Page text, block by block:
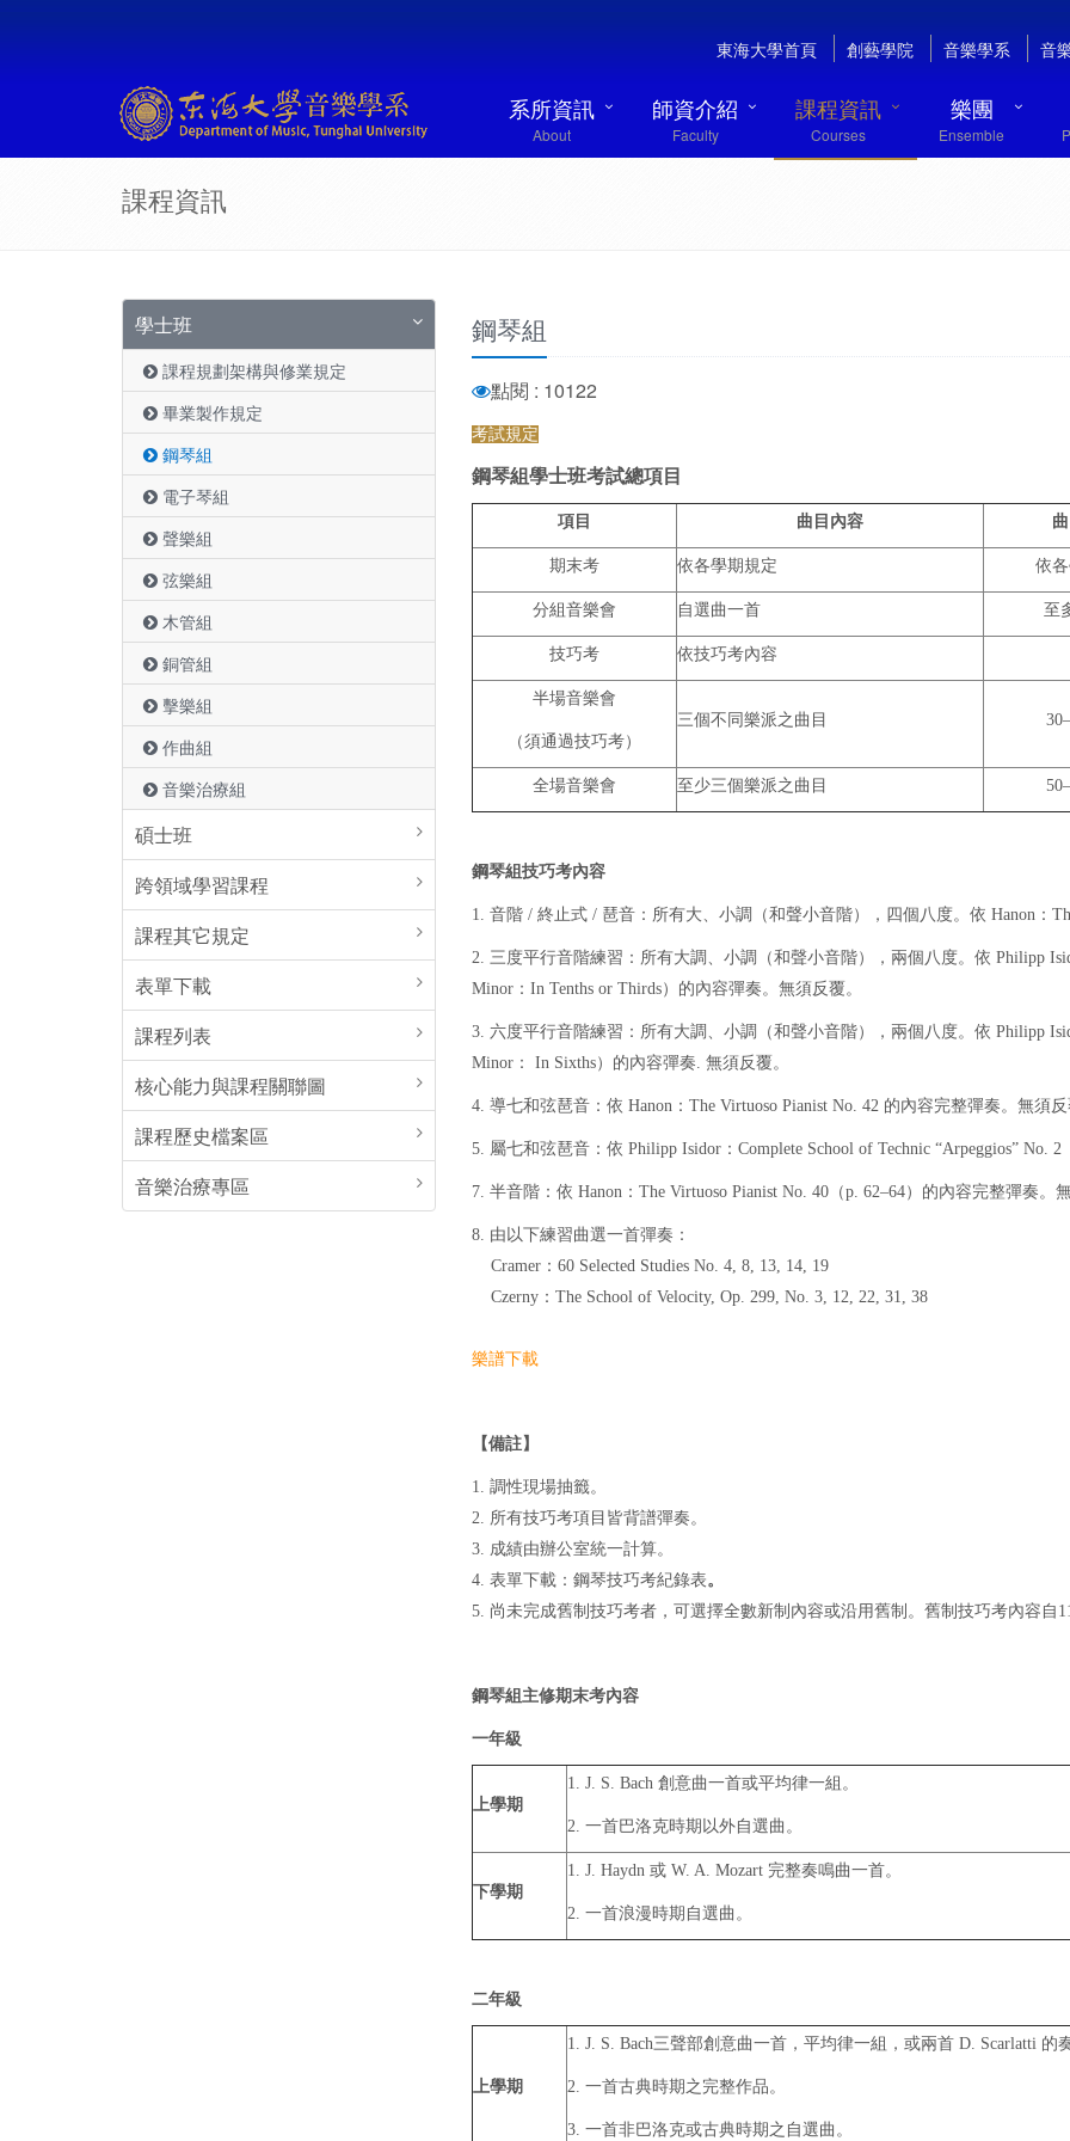
東海大學首頁 創藝學院 音樂學系 音
系所資訊
About
師資介紹
Faculty
課程資訊
Courses
樂團
Ensemble
課程資訊
學士班
課程規劃架構與修業規定
畢業製作規定
鋼琴組
電子琴組
聲樂組
弦樂組
木管組
銅管組
擊樂組
作曲組
音樂治療組
碩士班
跨領域學習課程
課程其它規定
表單下載
課程列表
核心能力與課程關聯圖
課程歷史檔案區
音樂治療專區
鋼琴組
點閱 : 10122
考試規定
鋼琴組學士班考試總項目
項目 曲目內容
期末考 依各學期規定 依
分組音樂會 自選曲一首 至
技巧考 依技巧考內容
半場音樂會
（須通過技巧考）
三個不同樂派之曲目
全場音樂會 至少三個樂派之曲目
鋼琴組技巧考內容
1. 音階 / 終止式 / 琶音：所有大、小調（和聲小音階），四個八度。依 Hanon：
2. 三度平行音階練習：所有大調、小調（和聲小音階），兩個八度。依 Philipp
Minor：In Tenths or Thirds）的內容彈奏。無須反覆。
3. 六度平行音階練習：所有大調、小調（和聲小音階），兩個八度。依 Philipp
Minor： In Sixths）的內容彈奏. 無須反覆。
4. 導七和弦琶音：依 Hanon：The Virtuoso Pianist No. 42 的內容完整彈奏。無須
5. 屬七和弦琶音：依 Philipp Isidor：Complete School of Technic “Arpeggios” No.
7. 半音階：依 Hanon：The Virtuoso Pianist No. 40（p. 62–64）的內容完整彈奏。
8. 由以下練習曲選一首彈奏：
Cramer：60 Selected Studies No. 4, 8, 13, 14, 19
Czerny：The School of Velocity, Op. 299, No. 3, 12, 22, 31, 38
樂譜下載
【備註】
1. 調性現場抽籤。
2. 所有技巧考項目皆背譜彈奏。
3. 成績由辦公室統一計算。
4. 表單下載：鋼琴技巧考紀錄表。
5. 尚未完成舊制技巧考者，可選擇全數新制內容或沿用舊制。舊制技巧考內容自
鋼琴組主修期末考內容
一年級
上學期
1. J. S. Bach 創意曲一首或平均律一組。
2. 一首巴洛克時期以外自選曲。
下學期
1. J. Haydn 或 W. A. Mozart 完整奏鳴曲一首。
2. 一首浪漫時期自選曲。
二年級
上學期
1. J. S. Bach三聲部創意曲一首，平均律一組，或兩首 D. Scarlatti 的
2. 一首古典時期之完整作品。
3. 一首非巴洛克或古典時期之自選曲。